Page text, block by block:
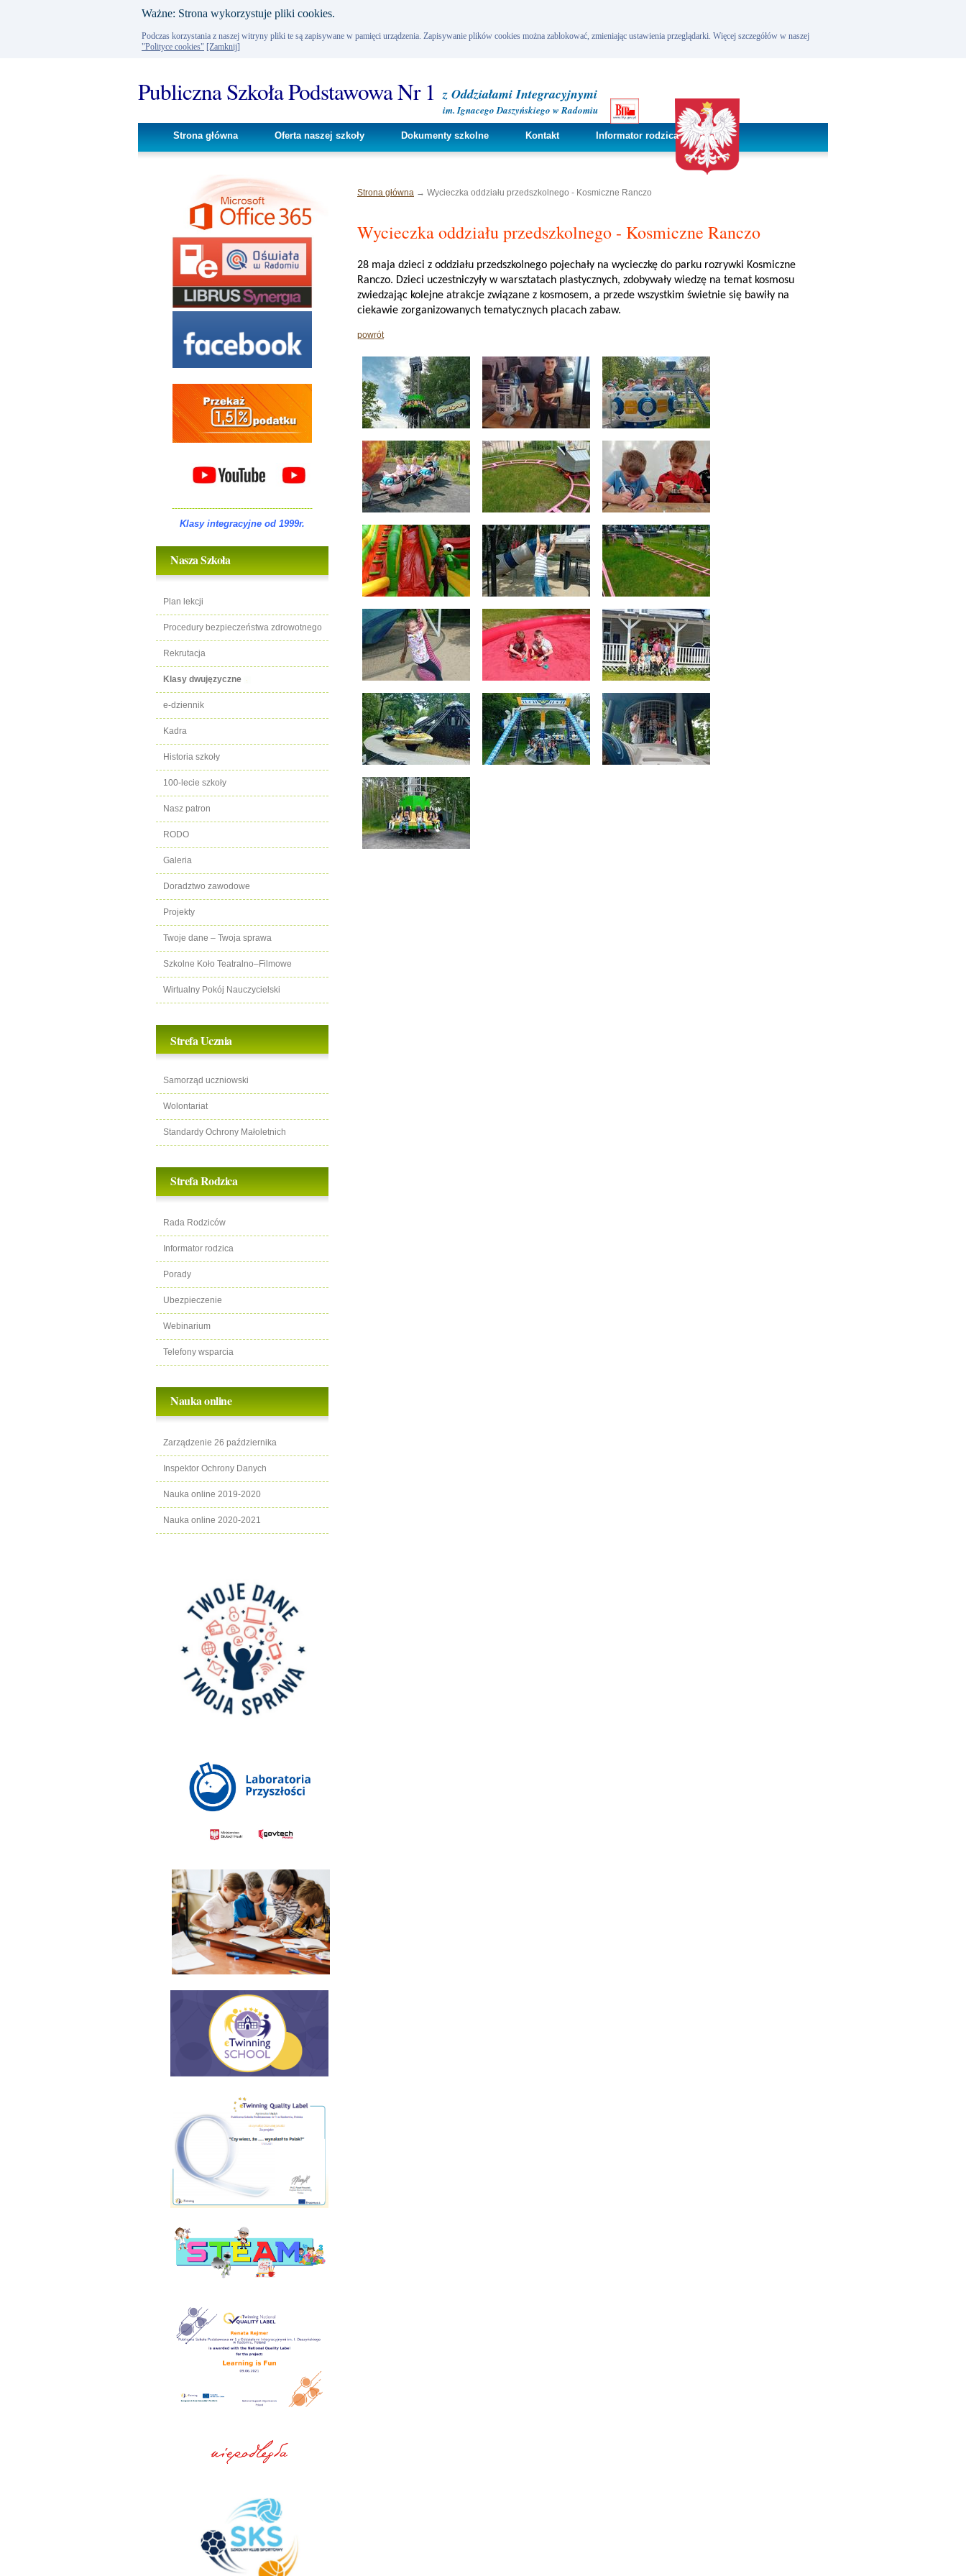
Ważne: Strona wykorzystuje pliki cookies.
Podczas korzystania z naszej witryny pliki te są zapisywane w pamięci urządzenia. Zapisywanie plików cookies można zablokować, zmieniając ustawienia przeglądarki. Więcej szczegółów w naszej
"Polityce cookies" [Zamknij]
Publiczna Szkoła Podstawowa Nr 1 z Oddziałami Integracyjnymi
im. Ignacego Daszyńskiego w Radomiu
Strona główna Oferta naszej szkoły Dokumenty szkolne Kontakt Informator rodzica
Strona główna → Wycieczka oddziału przedszkolnego - Kosmiczne Ranczo
Wycieczka oddziału przedszkolnego - Kosmiczne Ranczo
28 maja dzieci z oddziału przedszkolnego pojechały na wycieczkę do parku rozrywki Kosmiczne
Ranczo. Dzieci uczestniczyły w warsztatach plastycznych, zdobywały wiedzę na temat kosmosu
zwiedzając kolejne atrakcje związane z kosmosem, a przede wszystkim świetnie się bawiły na
ciekawie zorganizowanych tematycznych placach zabaw.
powrót
-------------------------------------------------
Klasy integracyjne od 1999r.
Nasza Szkoła
Plan lekcji
Procedury bezpieczeństwa zdrowotnego
Rekrutacja
Klasy dwujęzyczne
e-dziennik
Kadra
Historia szkoły
100-lecie szkoły
Nasz patron
RODO
Galeria
Doradztwo zawodowe
Projekty
Twoje dane – Twoja sprawa
Szkolne Koło Teatralno–Filmowe
Wirtualny Pokój Nauczycielski
Strefa Ucznia
Samorząd uczniowski
Wolontariat
Standardy Ochrony Małoletnich
Strefa Rodzica
Rada Rodziców
Informator rodzica
Porady
Ubezpieczenie
Webinarium
Telefony wsparcia
Nauka online
Zarządzenie 26 października
Inspektor Ochrony Danych
Nauka online 2019-2020
Nauka online 2020-2021